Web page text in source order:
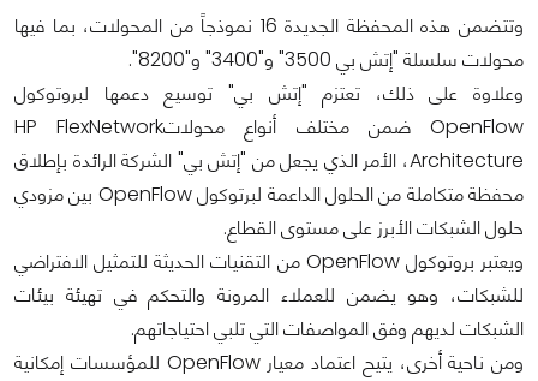
وتتضمن هذه المحفظة الجديدة 16 نموذجاً من المحولات، بما فيها
محولات سلسلة "إتش بي 3500" و"3400" و"8200".
وعلاوة على ذلك، تعتزم "إتش بي" توسيع دعمها لبروتوكول
OpenFlow ضمن مختلف أنواع محولاتHP FlexNetwork
Architecture، الأمر الذي يجعل من "إتش بي" الشركة الرائدة بإطلاق
محفظة متكاملة من الحلول الداعمة لبرتوكول OpenFlow بين مزودي
حلول الشبكات الأبرز على مستوى القطاع.
ويعتبر بروتوكول OpenFlow من التقنيات الحديثة للتمثيل الافتراضي
للشبكات، وهو يضمن للعملاء المرونة والتحكم في تهيئة بيئات
الشبكات لديهم وفق المواصفات التي تلبي احتياجاتهم.
ومن ناحية أخرى، يتيح اعتماد معيار OpenFlow للمؤسسات إمكانية